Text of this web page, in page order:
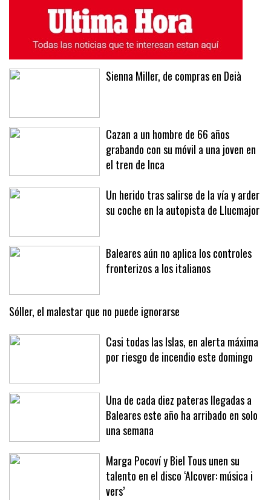
Sienna Miller, de compras en Deià
Cazan a un hombre de 66 años
grabando con su móvil a una joven en
el tren de Inca
Un herido tras salirse de la vía y arder
su coche en la autopista de Llucmajor
Baleares aún no aplica los controles
fronterizos a los italianos
Sóller, el malestar que no puede ignorarse
Casi todas las Islas, en alerta máxima
por riesgo de incendio este domingo
Una de cada diez pateras llegadas a
Baleares este año ha arribado en solo
una semana
Marga Pocoví y Biel Tous unen su
talento en el disco ‘Alcover: música i
vers’